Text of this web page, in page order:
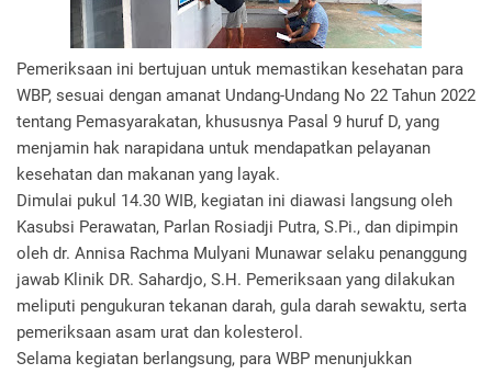
Pemeriksaan ini bertujuan untuk memastikan kesehatan para
WBP, sesuai dengan amanat Undang-Undang No 22 Tahun 2022
tentang Pemasyarakatan, khususnya Pasal 9 huruf D, yang
menjamin hak narapidana untuk mendapatkan pelayanan
kesehatan dan makanan yang layak.
Dimulai pukul 14.30 WIB, kegiatan ini diawasi langsung oleh
Kasubsi Perawatan, Parlan Rosiadji Putra, S.Pi., dan dipimpin
oleh dr. Annisa Rachma Mulyani Munawar selaku penanggung
jawab Klinik DR. Sahardjo, S.H. Pemeriksaan yang dilakukan
meliputi pengukuran tekanan darah, gula darah sewaktu, serta
pemeriksaan asam urat dan kolesterol.
Selama kegiatan berlangsung, para WBP menunjukkan